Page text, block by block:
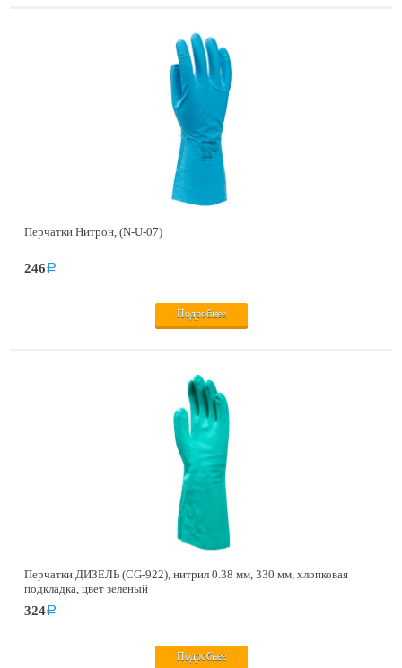
Перчатки Нитрон, (N-U-07)
246a
Подробнее
Перчатки ДИЗЕЛЬ (CG-922), нитрил 0.38 мм, 330 мм, хлопковая
подкладка, цвет зеленый
324a
Подробнее